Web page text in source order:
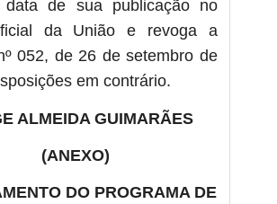
de sua publicação no
da União e revoga a
052, de 26 de setembro de
em contrário.
ALMEIDA GUIMARÃES
(ANEXO)
DO PROGRAMA DE